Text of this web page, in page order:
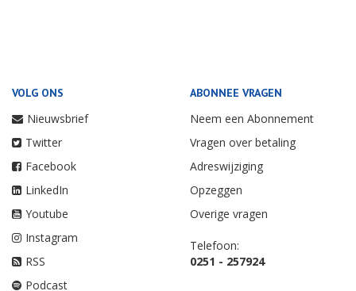
VOLG ONS
Nieuwsbrief
Twitter
Facebook
LinkedIn
Youtube
Instagram
RSS
Podcast
ABONNEE VRAGEN
Neem een Abonnement
Vragen over betaling
Adreswijziging
Opzeggen
Overige vragen
Telefoon:
0251 - 257924